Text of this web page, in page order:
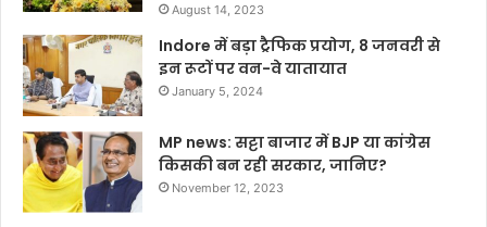
August 14, 2023
Indore में बड़ा ट्रैफिक प्रयोग, 8 जनवरी से
इन रूटों पर वन-वे यातायात
January 5, 2024
MP news: सट्टा बाजार में BJP या कांग्रेस
किसकी बन रही सरकार, जानिए?
November 12, 2023